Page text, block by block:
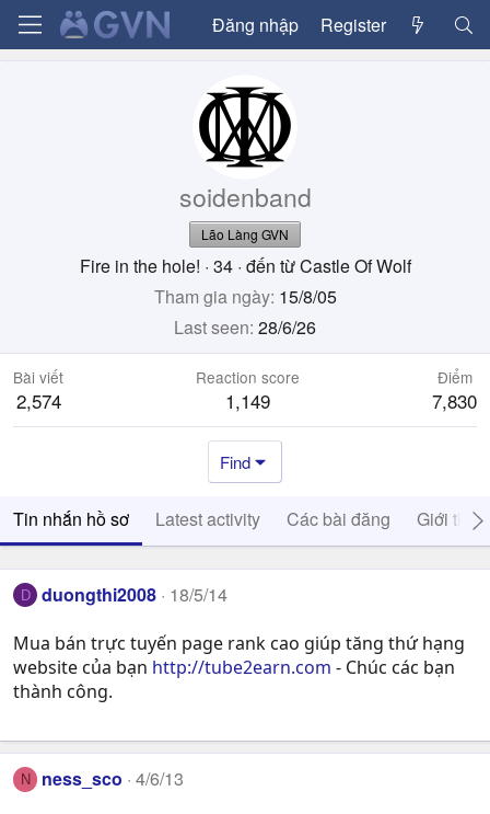
Đăng nhập Register
soidenband
Lão Làng GVN
Fire in the hole! · 34 · đến từCastle Of Wolf
Tham gia ngày 15/8/05
Last seen 28/6/26
Bài viết
2,574
Reaction score
1,149
Điểm
7,830
Find
Tin nhắn hồ sơ Latest activity Các bài đăng Giới thiệu
D duongthi2008 18/5/14
Mua bán trực tuyến page rank cao giúp tăng thứ hạng
website của bạn http://tube2earn.com - Chúc các bạn
thành công.
N ness_sco 4/6/13